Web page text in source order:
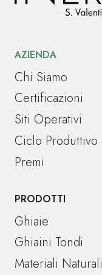
AZIENDA
Chi Siamo
Certificazioni
Siti Operativi
Ciclo Produttivo
Premi
PRODOTTI
Ghiaie
Ghiaini Tondi
Materiali Naturali